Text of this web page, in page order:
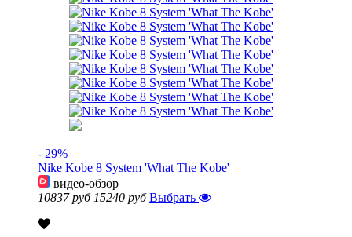
- 29%
Nike Kobe 8 System 'What The Kobe'
видео-обзор
10837 руб 15240 руб Выбрать